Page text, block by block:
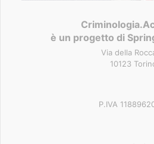
è un progetto di
Via della
10123
P.IVA